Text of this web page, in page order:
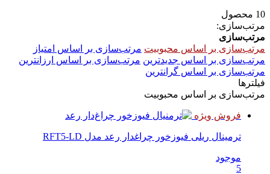
10 محصول
مرتب‌سازی:
مرتب‌سازی
مرتب‌سازی بر اساس محبوبیت مرتب‌سازی بر اساس امتیاز
مرتب‌سازی بر اساس جدیدترین مرتب‌سازی بر اساس ارزانترین
مرتب‌سازی بر اساس گرانترین
فیلترها
مرتب‌سازی بر اساس محبوبیت
فروش ویژه
ترمینال ریلی فیوزخور چراغدار رعد مدل RFT5-LD
موجود
5